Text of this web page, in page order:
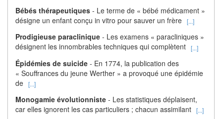
Bébés thérapeutiques - Le terme de « bébé médicament »
désigne un enfant conçu in vitro pour sauver un frère [...]
Prodigieuse paraclinique - Les examens « paracliniques »
désignent les innombrables techniques qui complètent [...]
Épidémies de suicide - En 1774, la publication des
« Souffrances du jeune Werther » a provoqué une épidémie
de [...]
Monogamie évolutionniste - Les statistiques déplaisent,
car elles ignorent les cas particuliers ; chacun assimilant [...]